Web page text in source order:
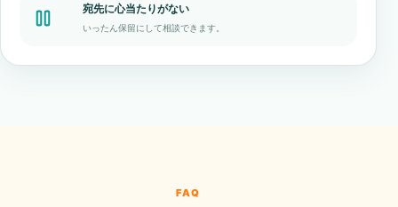
宛先に心当たりがない
いったん保留にして相談できます。
FAQ